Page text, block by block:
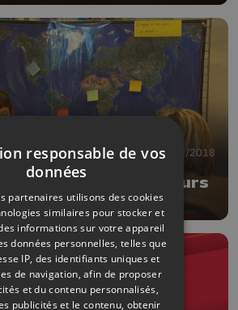
07/11/2018
jeunes globe-trotteurs
responsable de vos
données
partenaires utilisons des cookies
similaires pour stocker et
informations sur votre appareil
données personnelles, telles que
IP, des identifiants uniques et
de navigation, afin de proposer
et du contenu personnalisés,
publicités et le contenu, obtenir